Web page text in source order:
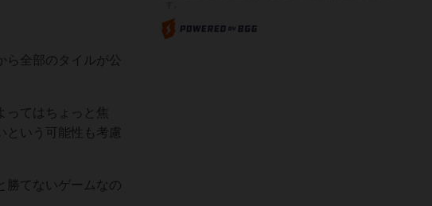
ら全部のタイルが公
てはちょっと焦
という可能性も考慮
勝てないゲームなの